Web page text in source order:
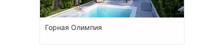
Горная Олимпия